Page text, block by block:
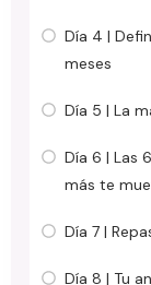
Día 4 |
meses
Día 5 | La
Día 6 | Las
más te
Día 7 |
Día 8 | Tu